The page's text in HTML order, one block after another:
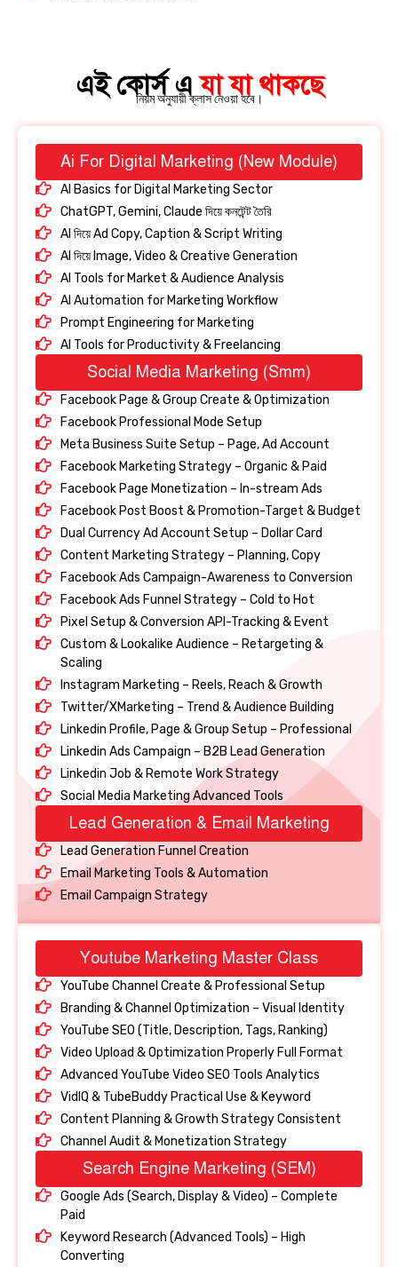
এই কোর্স এযা যা থাকছে
নিয়ম অনুযায়ী ক্লাস নেওয়া হবে।
Ai For Digital Marketing (New Module)
Al Basics for Digital Marketing Sector
ChatGPT, Gemini, Claude দিয়ে কনটেন্ট তৈরি
AI দিয়ে Ad Copy, Caption & Script Writing
Al দিয়ে Image, Video & Creative Generation
Al Tools for Market & Audience Analysis
Al Automation for Marketing Workflow
Prompt Engineering for Marketing
Al Tools for Productivity & Freelancing
Social Media Marketing (Smm)
Facebook Page & Group Create & Optimization
Facebook Professional Mode Setup
Meta Business Suite Setup – Page, Ad Account
Facebook Marketing Strategy – Organic & Paid
Facebook Page Monetization – In-stream Ads
Facebook Post Boost & Promotion-Target & Budget
Dual Currency Ad Account Setup – Dollar Card
Content Marketing Strategy – Planning, Copy
Facebook Ads Campaign-Awareness to Conversion
Facebook Ads Funnel Strategy – Cold to Hot
Pixel Setup & Conversion API-Tracking & Event
Custom & Lookalike Audience – Retargeting &
Scaling
Instagram Marketing – Reels, Reach & Growth
Twitter/XMarketing – Trend & Audience Building
Linkedin Profile, Page & Group Setup – Professional
Linkedin Ads Campaign – B2B Lead Generation
Linkedin Job & Remote Work Strategy
Social Media Marketing Advanced Tools
Lead Generation & Email Marketing
Lead Generation Funnel Creation
Email Marketing Tools & Automation
Email Campaign Strategy
Youtube Marketing Master Class
YouTube Channel Create & Professional Setup
Branding & Channel Optimization – Visual Identity
YouTube SEO (Title, Description, Tags, Ranking)
Video Upload & Optimization Properly Full Format
Advanced YouTube Video SEO Tools Analytics
VidIQ & TubeBuddy Practical Use & Keyword
Content Planning & Growth Strategy Consistent
Channel Audit & Monetization Strategy
Search Engine Marketing (SEM)
Google Ads (Search, Display & Video) – Complete
Paid
Keyword Research (Advanced Tools) – High
Converting